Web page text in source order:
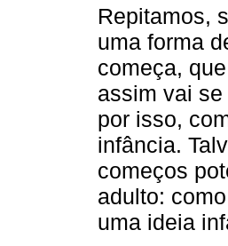
Repitamos,
uma forma
começa,
assim vai
por isso,
infância.
começos
adulto:
uma ideia